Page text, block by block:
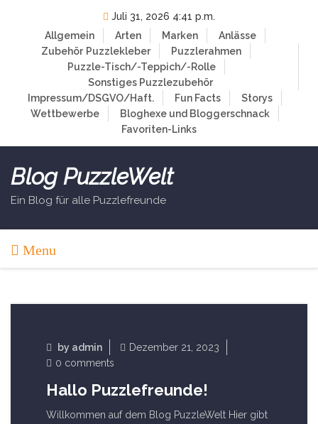
Juli 31, 2026 4:41 p.m.
Allgemein
Arten Marken
Anlässe
Zubehör Puzzlekleber
Puzzlerahmen
Puzzle-Tisch/-Teppich/-Rolle
Sonstiges Puzzlezubehör
Impressum/DSGVO/Haft.
Fun Facts
Storys
Wettbewerbe
Bloghexe und Bloggerschnack
Favoriten-Links
Blog PuzzleWelt
Ein Blog für alle Puzzlefreunde
Menu
by admin
Dezember 21, 2023
0 comments
Hallo Puzzlefreunde!
Willkommen auf dem Blog PuzzleWelt Hier gibt